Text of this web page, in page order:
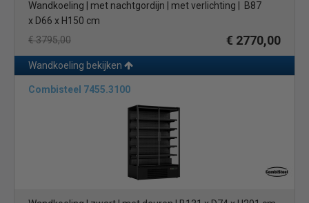
Wandkoeling | met nachtgordijn | met verlichting | B87
x D66 x H150 cm
€ 3795,00
€ 2770,00
Wandkoeling bekijken
Combisteel 7455.3100